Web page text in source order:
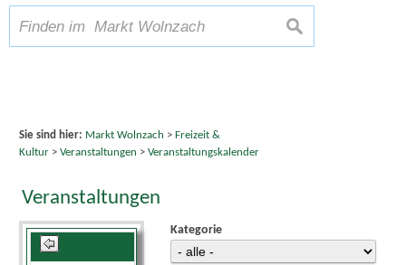
Schriftgröße A A A suchen
Sie sind hier: Markt Wolnzach > Freizeit &
Kultur> Veranstaltungen > Veranstaltungskalender
Veranstaltungen
Kategorie